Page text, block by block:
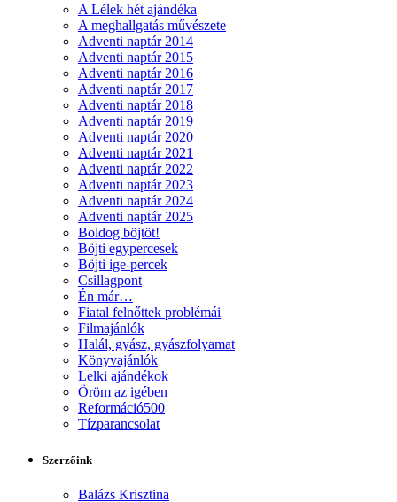
A Lélek hét ajándéka
A meghallgatás művészete
Adventi naptár 2014
Adventi naptár 2015
Adventi naptár 2016
Adventi naptár 2017
Adventi naptár 2018
Adventi naptár 2019
Adventi naptár 2020
Adventi naptár 2021
Adventi naptár 2022
Adventi naptár 2023
Adventi naptár 2024
Adventi naptár 2025
Boldog böjtöt!
Böjti egypercesek
Böjti ige-percek
Csillagpont
Én már…
Fiatal felnőttek problémái
Filmajánlók
Halál, gyász, gyászfolyamat
Könyvajánlók
Lelki ajándékok
Öröm az igében
Reformáció500
Tízparancsolat
Szerzőink
Balázs Krisztina